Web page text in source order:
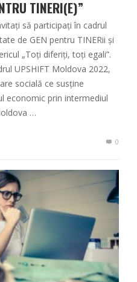
TINERI(E)”
să participați în cadrul
de GEN pentru TINERii și
„Toți diferiți, toți egali”.
UPSHIFT Moldova 2022,
socială ce susține
economic prin intermediul
…
0